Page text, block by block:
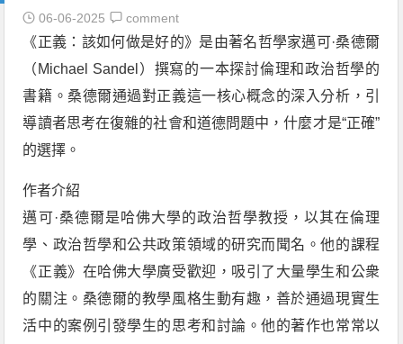
06-06-2025 comment
《正義：該如何做是好的》是由著名哲學家邁可·桑德爾
（Michael Sandel）撰寫的一本探討倫理和政治哲學的
書籍。桑德爾通過對正義這一核心概念的深入分析，引
導讀者思考在復雜的社會和道德問題中，什麼才是“正確”
的選擇。
作者介紹
邁可·桑德爾是哈佛大學的政治哲學教授，以其在倫理
學、政治哲學和公共政策領域的研究而聞名。他的課程
《正義》在哈佛大學廣受歡迎，吸引了大量學生和公衆
的關注。桑德爾的教學風格生動有趣，善於通過現實生
活中的案例引發學生的思考和討論。他的著作也常常以